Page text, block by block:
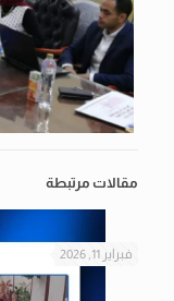
مقالات مرتبطة
فبراير 11, 2026